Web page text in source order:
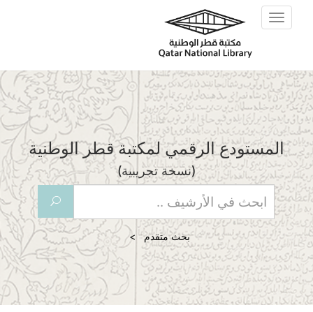
Skip to main content
Toggle
navigation
المستودع الرقمي لمكتبة قطر الوطنية
(نسخة تجريبية)
U
بحث متقدم >